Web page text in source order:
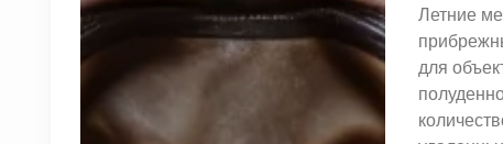
Летние
для